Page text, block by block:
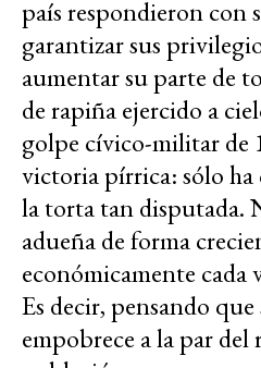
país respondieron con
garantizar sus
aumentar su parte de
de rapiña ejercido a
golpe cívico-militar de
victoria pírrica: sólo
la torta tan disputada.
adueña de forma
económicamente cada
Es decir, pensando que
empobrece a la par del